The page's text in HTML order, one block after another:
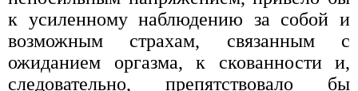
к усиленному наблюдению за собой и
возможным страхам, связанным с
ожиданием оргазма, к скованности и,
следовательно, препятствовало бы